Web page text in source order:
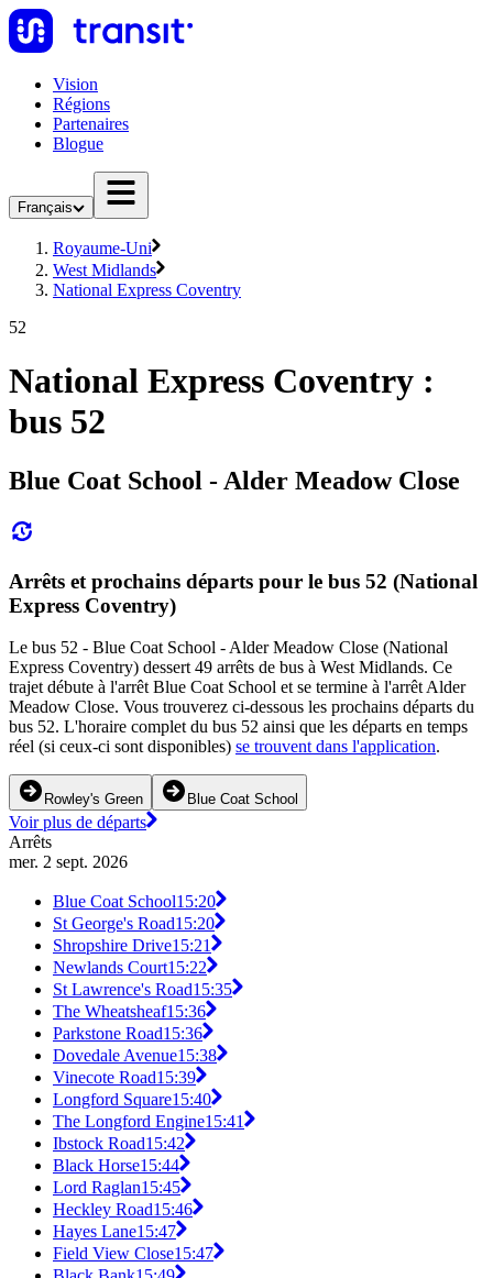
Vision
Régions
Partenaires
Blogue
Français
Royaume-Uni
West Midlands
National Express Coventry
52
National Express Coventry :
bus 52
Blue Coat School - Alder Meadow Close
Arrêts et prochains départs pour le bus 52 (National
Express Coventry)
Le bus 52 - Blue Coat School - Alder Meadow Close (National
Express Coventry) dessert 49 arrêts de bus à West Midlands. Ce
trajet débute à l'arrêt Blue Coat School et se termine à l'arrêt Alder
Meadow Close. Vous trouverez ci-dessous les prochains départs du
bus 52. L'horaire complet du bus 52 ainsi que les départs en temps
réel (si ceux-ci sont disponibles) se trouvent dans l'application.
Rowley's Green Blue Coat School
Voir plus de départs
Arrêts
mer. 2 sept. 2026
Blue Coat School15:20
St George's Road15:20
Shropshire Drive15:21
Newlands Court15:22
St Lawrence's Road15:35
The Wheatsheaf15:36
Parkstone Road15:36
Dovedale Avenue15:38
Vinecote Road15:39
Longford Square15:40
The Longford Engine15:41
Ibstock Road15:42
Black Horse15:44
Lord Raglan15:45
Heckley Road15:46
Hayes Lane15:47
Field View Close15:47